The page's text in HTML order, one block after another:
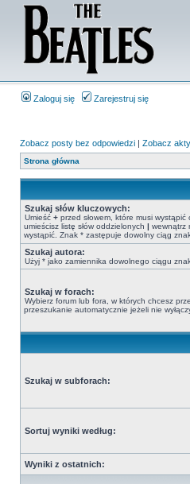
Zaloguj się Zarejestruj się
Zobacz posty bez odpowiedzi | Zobacz
Strona główna
Szukaj słów kluczowych:
Umieść + przed słowem, które musi wystąpić
umieścisz listę słów oddzielonych | wewnątrz
wystąpić. Znak * zastępuje dowolny ciąg
Szukaj autora:
Użyj * jako zamiennika dowolnego ciągu
Szukaj w forach:
Wybierz forum lub fora, w których chcesz
przeszukanie automatycznie jeżeli nie
Szukaj w subforach:
Sortuj wyniki według:
Wyniki z ostatnich: